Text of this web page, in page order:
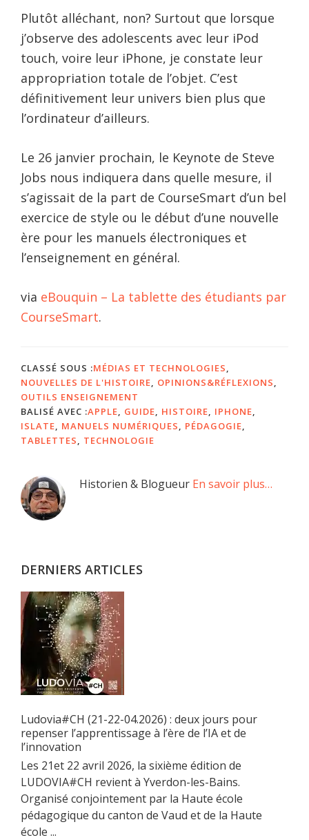
Plutôt alléchant, non? Surtout que lorsque
j’observe des adolescents avec leur iPod
touch, voire leur iPhone, je constate leur
appropriation totale de l’objet. C’est
définitivement leur univers bien plus que
l’ordinateur d’ailleurs.
Le 26 janvier prochain, le Keynote de Steve
Jobs nous indiquera dans quelle mesure, il
s’agissait de la part de CourseSmart d’un bel
exercice de style ou le début d’une nouvelle
ère pour les manuels électroniques et
l’enseignement en général.
via eBouquin – La tablette des étudiants par
CourseSmart.
CLASSÉ SOUS :MÉDIAS ET TECHNOLOGIES
NOUVELLES DE L'HISTOIRE
OPINIONS&RÉFLEXIONS
OUTILS ENSEIGNEMENT
BALISÉ AVEC :APPLE GUIDE HISTOIRE IPHONE
ISLATE
MANUELS NUMÉRIQUES PÉDAGOGIE
TABLETTES
TECHNOLOGIE
Barre
latérale
Historien & Blogueur En savoir plus…
DERNIERS ARTICLES
Ludovia#CH (21-22-04.2026) : deux jours pour
repenser l’apprentissage à l’ère de l’IA et de
l’innovation
Les 21et 22 avril 2026, la sixième édition de
LUDOVIA#CH revient à Yverdon-les-Bains.
Organisé conjointement par la Haute école
pédagogique du canton de Vaud et de la Haute
école ...